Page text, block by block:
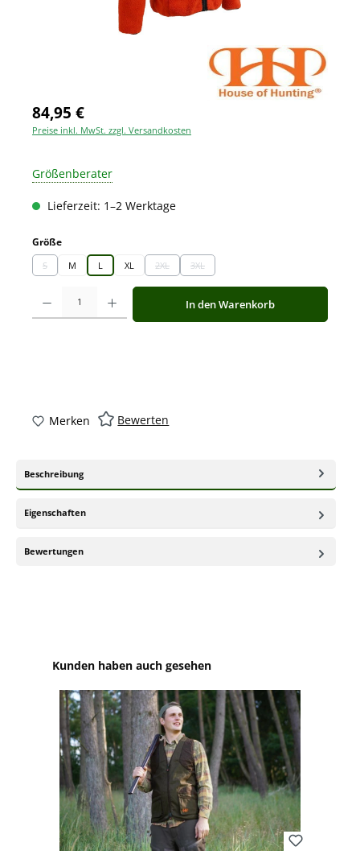
84,95 €
Preise inkl. MwSt. zzgl. Versandkosten
Größenberater
Lieferzeit: 1–2 Werktage
Größeauswählen
S
(Diese Option ist zurzeit nicht verfügbar.)
M L XL 2XL
(Diese Option ist zurzeit nicht verfügbar.)
3XL
(Diese Option ist zurzeit nicht verfügbar.)
Produkt Anzahl: Gib den gewünschten Wert ein oder benutze die
In den Warenkorb
Merken Bewerten
Beschreibung
Eigenschaften
Bewertungen
Produktgalerie überspringen
Kunden haben auch gesehen